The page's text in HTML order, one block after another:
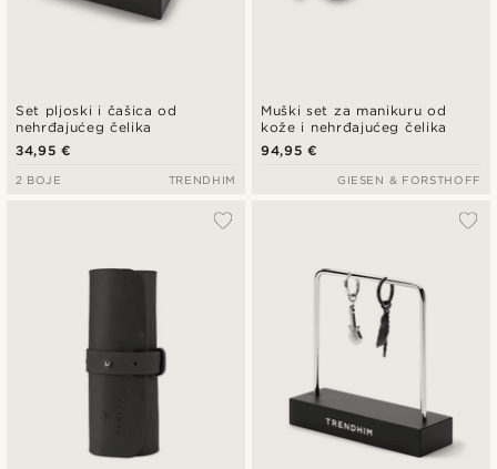
Set pljoski i čašica od
nehrđajućeg čelika
34,95 €
2 BOJE TRENDHIM
Muški set za manikuru od
kože i nehrđajućeg čelika
94,95 €
GIESEN & FORSTHOFF